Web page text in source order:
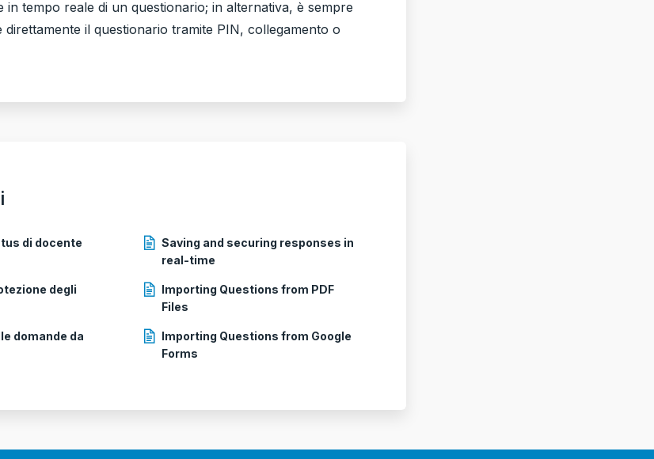
in tempo reale di un questionario; in alternativa, è sempre
direttamente il questionario tramite PIN, collegamento o
di docente
Saving and securing responses in
real-time
degli
Importing Questions from PDF
Files
domande da
Importing Questions from Google
Forms